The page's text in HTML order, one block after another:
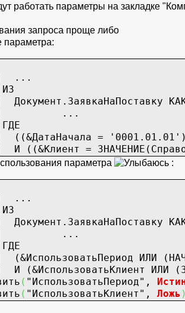
работать параметры на закладке
запроса проще либо
параметра:
КАК
ИЛИ
параметра :
КАК
ИЛИ
ИЛИ
( "ИспользоватьПериод" ,
( "ИспользоватьКлиент" , Ложь )